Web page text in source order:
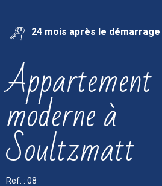
24 mois après le
Appartement
moderne à
Soultzmatt
Ref. : 08